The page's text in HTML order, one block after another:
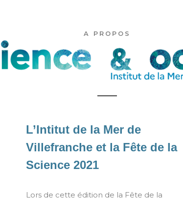
A PROPOS
L’Intitut de la Mer de
Villefranche et la Fête de la
Science 2021
Lors de cette édition de la Fête de la